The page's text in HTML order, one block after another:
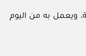
ويعمل به من اليوم